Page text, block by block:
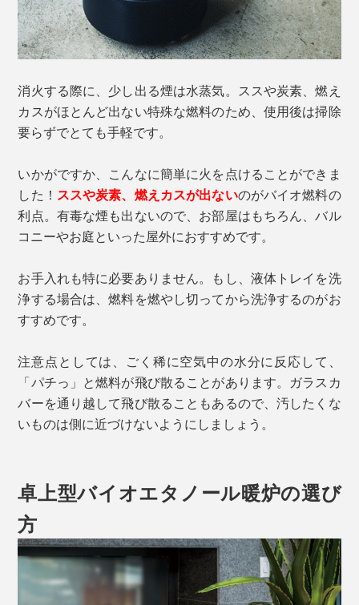
消火する際に、少し出る煙は水蒸気。ススや炭素、燃え
カスがほとんど出ない特殊な燃料のため、使用後は掃除
要らずでとても手軽です。
いかがですか、こんなに簡単に火を点けることができま
した！ ススや炭素、燃えカスが出ないのがバイオ燃料の
利点。有毒な煙も出ないので、お部屋はもちろん、バル
コニーやお庭といった屋外におすすめです。
お手入れも特に必要ありません。もし、液体トレイを洗
浄する場合は、燃料を燃やし切ってから洗浄するのがお
すすめです。
注意点としては、ごく稀に空気中の水分に反応して、
「パチっ」と燃料が飛び散ることがあります。ガラスカ
バーを通り越して飛び散ることもあるので、汚したくな
いものは側に近づけないようにしましょう。
卓上型バイオエタノール暖炉の選び
方